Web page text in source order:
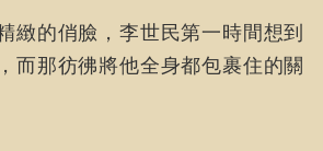
緻的俏臉，李世民第一時間想到
而那彷彿將他全身都包裹住的關